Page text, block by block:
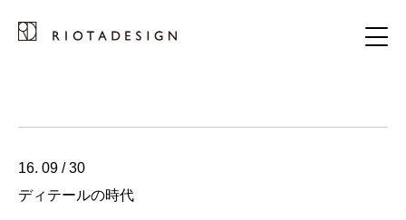
16. 09 / 30
ディテールの時代